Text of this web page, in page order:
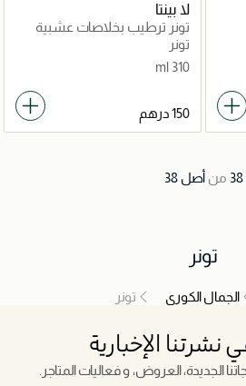
لا بينتا
تونر ترطيب بخلاصات عشبية
تونر
310 ml
38 من أصل 38
تونر
الجمال الكوري تونر
الإخبارية
الجديدة، العروض، و فعاليات المتاجر.